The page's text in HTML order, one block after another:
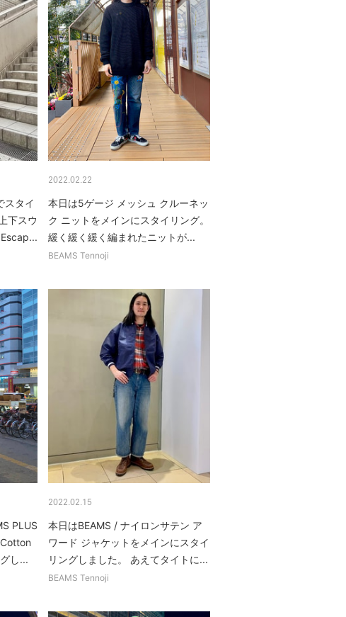
スタイ
下スウ
2022.02.22
本日は5ゲージ メッシュ クルーネッ
ク ニットをメインにスタイリング。
緩く緩く緩く編まれたニットが...
BEAMS Tennoji
PLUS
し...
2022.02.15
本日はBEAMS / ナイロンサテン ア
ワード ジャケットをメインにスタイ
リングしました。 あえてタイトに...
BEAMS Tennoji